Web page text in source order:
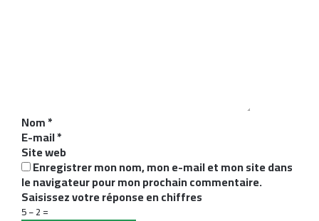
i
r
e
*
Nom*
E-mail*
Site web
Enregistrer mon nom, mon e-mail et mon site dans
le navigateur pour mon prochain commentaire.
Saisissez votre réponse en chiffres
5 − 2 =